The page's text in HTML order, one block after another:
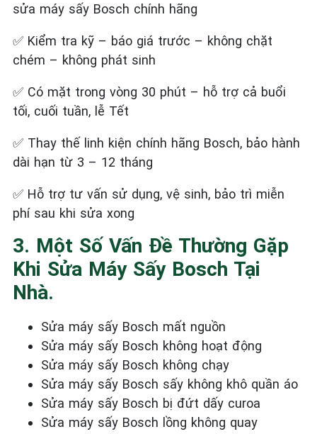
sửa máy sấy Bosch chính hãng
✅ Kiểm tra kỹ – báo giá trước – không chặt
chém – không phát sinh
✅ Có mặt trong vòng 30 phút – hỗ trợ cả buổi
tối, cuối tuần, lễ Tết
✅ Thay thế linh kiện chính hãng Bosch, bảo hành
dài hạn từ 3 – 12 tháng
✅ Hỗ trợ tư vấn sử dụng, vệ sinh, bảo trì miễn
phí sau khi sửa xong
3. Một Số Vấn Đề Thường Gặp
Khi Sửa Máy Sấy Bosch Tại
Nhà.
Sửa máy sấy Bosch mất nguồn
Sửa máy sấy Bosch không hoạt động
Sửa máy sấy Bosch không chạy
Sửa máy sấy Bosch sấy không khô quần áo
Sửa máy sấy Bosch bị đứt dấy curoa
Sửa máy sấy Bosch lồng không quay